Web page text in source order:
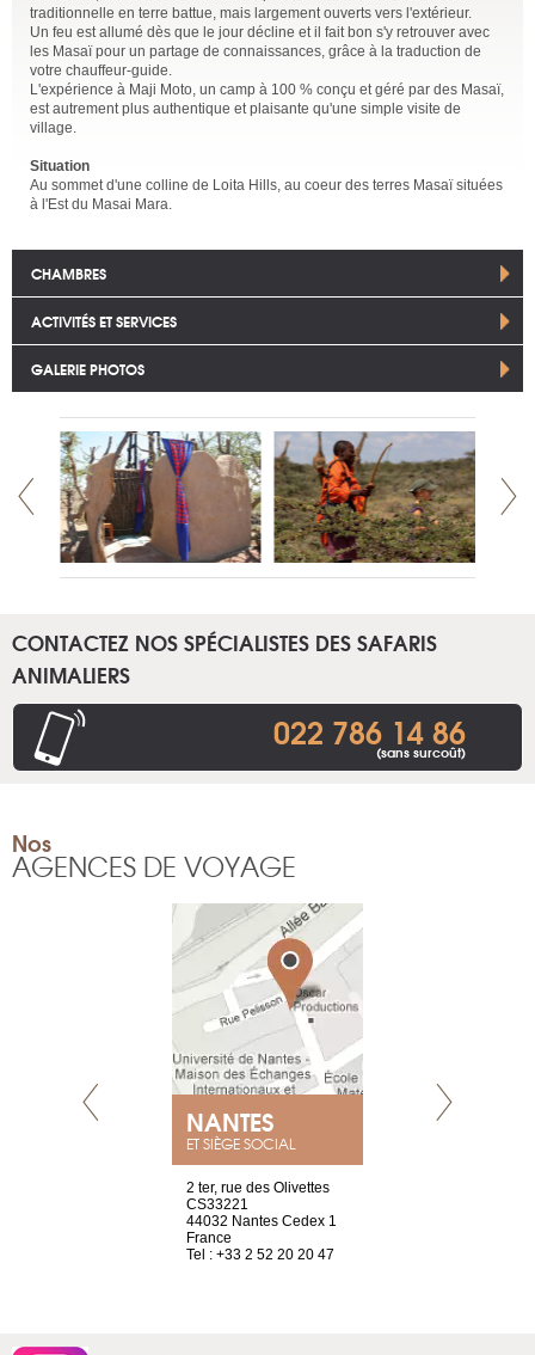
traditionnelle en terre battue, mais largement ouverts vers l'extérieur.
Un feu est allumé dès que le jour décline et il fait bon s'y retrouver avec
les Masaï pour un partage de connaissances, grâce à la traduction de
votre chauffeur-guide.
L'expérience à Maji Moto, un camp à 100 % conçu et géré par des Masaï,
est autrement plus authentique et plaisante qu'une simple visite de
village.
Situation
Au sommet d'une colline de Loita Hills, au coeur des terres Masaï situées
à l'Est du Masai Mara.
CHAMBRES
ACTIVITÉS ET SERVICES
GALERIE PHOTOS
CONTACTEZ NOS SPÉCIALISTES DES SAFARIS
ANIMALIERS
022 786 14 86
(sans surcoût)
Nos
AGENCES DE VOYAGE
NANTES
ET SIÈGE SOCIAL
2 ter, rue des Olivettes
CS33221
44032 Nantes Cedex 1
France
Tel : +33 2 52 20 20 47